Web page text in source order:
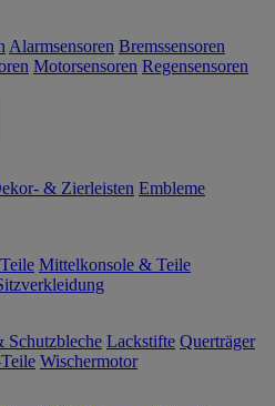
Alarmsensoren Bremssensoren
Motorsensoren Regensensoren
& Zierleisten Embleme
Mittelkonsole & Teile
Schutzbleche Lackstifte Querträger
Wischermotor